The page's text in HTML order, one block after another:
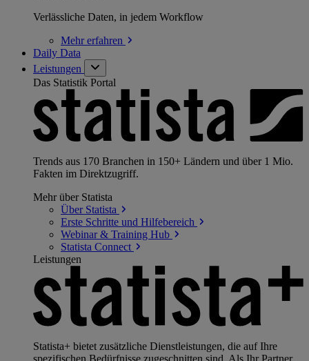
Verlässliche Daten, in jedem Workflow
Mehrerfahren
Daily Data
Leistungen
Das Statistik Portal
Trends aus 170 Branchen in 150+ Ländern und über 1 Mio.
Fakten im Direktzugriff.
Mehr über Statista
Über Statista
Erste Schritte und Hilfebereich
Webinar & Training Hub
Statista Connect
Leistungen
Statista+ bietet zusätzliche Dienstleistungen, die auf Ihre
spezifischen Bedürfnisse zugeschnitten sind. Als Ihr Partner